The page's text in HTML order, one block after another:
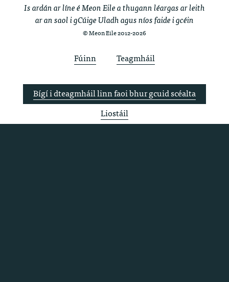
Is ardán ar líne é Meon Eile a thugann léargas ar leith
ar an saol i gCúige Uladh agus níos faide i gcéin
© Meon Eile 2012-2026
Fúinn Teagmháil
Bígí i dteagmháil linn faoi bhur gcuid scéalta
Liostáil